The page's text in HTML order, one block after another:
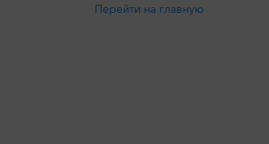
Перейти на главную